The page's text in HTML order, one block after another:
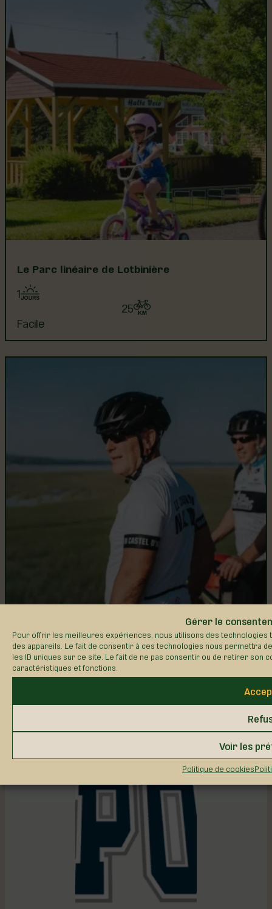
Gérer le
Pour offrir les meilleures expériences, nous utilisons des
des appareils. Le fait de consentir à ces technologies nous permettra
les ID uniques sur ce site. Le fait de ne pas consentir ou de retirer son
caractéristiques et fonctions.
Voir les
Politique de cookies
Le Parc linéaire de Lotbinière
1
25
Facile
Le Saint-Antoine
46